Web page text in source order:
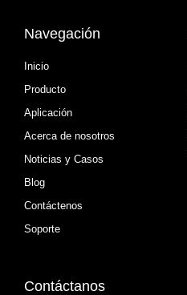
Navegación
Inicio
Producto
Aplicación
Acerca de nosotros
Noticias y Casos
Blog
Contáctenos
Soporte
Contáctanos